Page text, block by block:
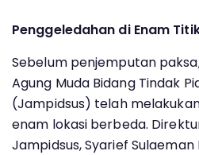
Penggeledahan di Enam
Sebelum penjemputan
Agung Muda Bidang Tindak
(Jampidsus) telah
enam lokasi berbeda.
Jampidsus, Syarief Sulaeman